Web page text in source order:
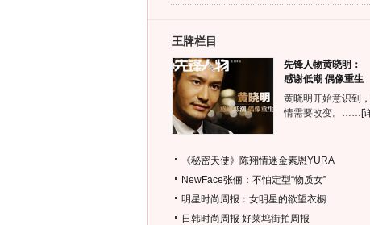
王牌栏目
先锋人物黄晓明：
感谢低潮 偶像重生
黄晓明开始意识到
情需要改变。…… [
《秘密天使》陈翔情迷金素恩YURA
NewFace张俪：不怕定型“物质女”
明星时尚周报：女明星的欲望衣橱
日韩时尚周报 好莱坞街拍周报